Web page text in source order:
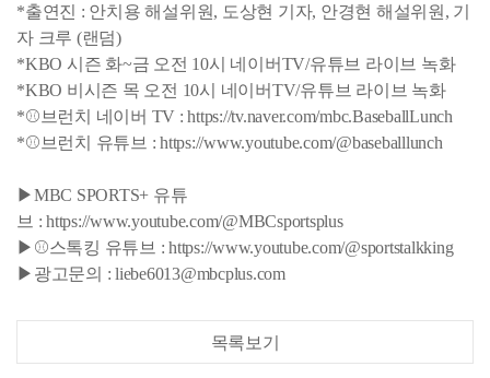
*출연진 : 안치용 해설위원, 도상현 기자, 안경현 해설위원, 기
자 크루 (랜덤)
*KBO 시즌 화~금 오전 10시 네이버TV/유튜브 라이브 녹화
*KBO 비시즌 목 오전 10시 네이버TV/유튜브 라이브 녹화
*⚾브런치 네이버 TV : https://tv.naver.com/mbc.BaseballLunch
*⚾브런치 유튜브 : https://www.youtube.com/@baseballlunch
▶MBC SPORTS+ 유튜
브 : https://www.youtube.com/@MBCsportsplus
▶⚾스톡킹 유튜브 : https://www.youtube.com/@sportstalkking
▶광고문의 : liebe6013@mbcplus.com
목록보기